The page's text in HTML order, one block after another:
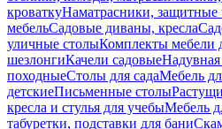
кроваткуНаматрасники, защитные
мебельСадовые диваны, кресла
уличные столыКомплекты мебели
шезлонгиКачели садовые
походныеСтолы для садаМебель
детскиеПисьменные столы
кресла и стулья для учебыМебель
табуретки, подставки для бани